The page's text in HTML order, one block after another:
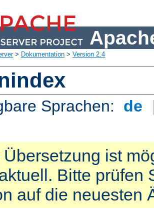
> Dokumentation > Version 2.4
Sprachen: de
Übersetzung ist
Bitte prüfen
auf die neuesten